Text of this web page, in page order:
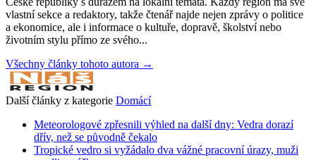
vlastní sekce a redaktory, takže čtenář najde nejen zprávy o politice
a ekonomice, ale i informace o kultuře, dopravě, školství nebo
životním stylu přímo ze svého...
Všechny články tohoto autora →
Další články z kategorie Domácí
Meteorologové zpřesnili výhled na další dny: Vedra dorazí
dřív, než se původně čekalo
Tropické vedro si vyžádalo dva vážné pracovní úrazy, muži